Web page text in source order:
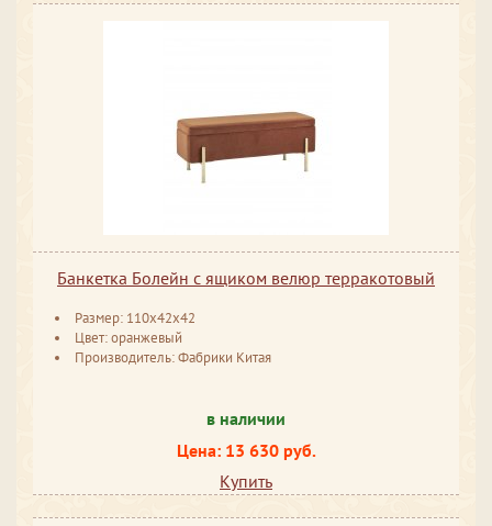
Банкетка Болейн с ящиком велюр терракотовый
Размер: 110x42x42
Цвет: оранжевый
Производитель: Фабрики Китая
в наличии
Цена: 13 630 руб.
Купить